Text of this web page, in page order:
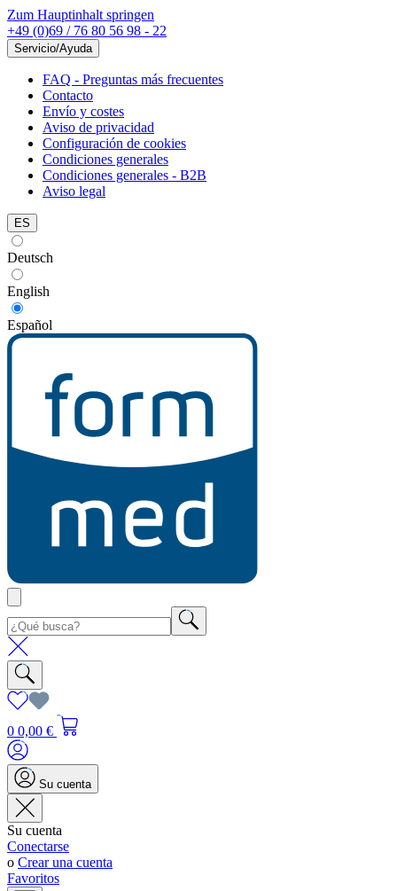
Zum Hauptinhalt springen
+49 (0)69 / 76 80 56 98 - 22
Servicio/Ayuda
FAQ - Preguntas más frecuentes
Contacto
Envío y costes
Aviso de privacidad
Configuración de cookies
Condiciones generales
Condiciones generales - B2B
Aviso legal
ES
Deutsch
English
Español
0 0,00 €
Su cuenta
Su cuenta
Conectarse
o Crear una cuenta
Favoritos